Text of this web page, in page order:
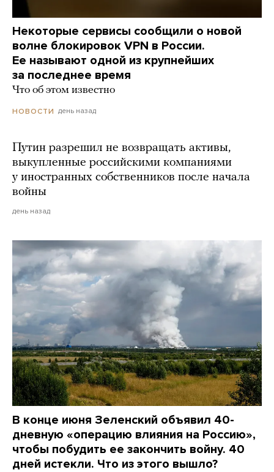
Некоторые сервисы сообщили о новой
волне блокировок VPN в России.
Ее называют одной из крупнейших
за последнее время
Что об этом известно
НОВОСТИ день назад
Путин разрешил не возвращать активы,
выкупленные российскими компаниями
у иностранных собственников после начала
войны
день назад
В конце июня Зеленский объявил 40-
дневную «операцию влияния на Россию»,
чтобы побудить ее закончить войну. 40
дней истекли. Что из этого вышло?